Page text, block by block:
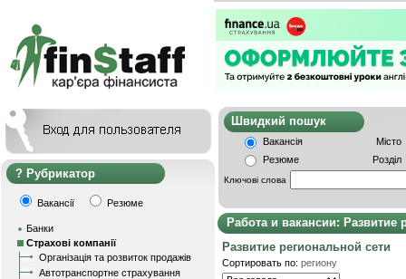
Рубрикатор
Вакансії Резюме
Банки
Страхові компанії
Організація та розвиток продажів
Автотранспортне страхування
Швидкий
Вакансія
Місто
Резюме
Розділ
Ключові слова
Работа и вакансии: Развитие
Развитие региональной сети
Сортировать по: региону